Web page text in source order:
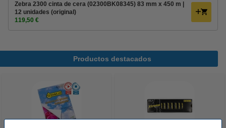
Zebra 2300 cinta de cera (02300BK08345) 83 mm x 450 m |
12 unidades (original)
119,50 €
Productos destacados